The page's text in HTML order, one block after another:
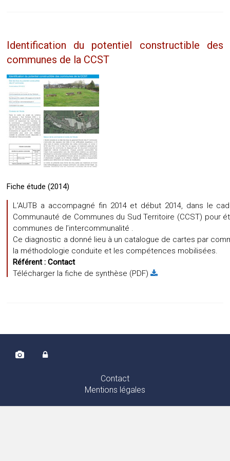
Identification du potentiel constructible des
communes de la CCST
Fiche étude (2014)
L’AUTB a accompagné fin 2014 et début 2014, dans le
Communauté de Communes du Sud Territoire (CCST) pour
communes de l’intercommunalité .
Ce diagnostic a donné lieu à un catalogue de cartes par
la méthodologie conduite et les compétences mobilisées.
Référent :Contact
Télécharger la fiche de synthèse (PDF)
Contact
Mentions légales